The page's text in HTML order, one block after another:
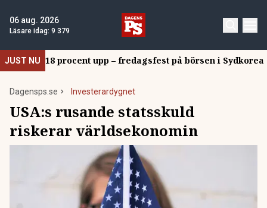
06 aug. 2026
Läsare idag: 9 379
JUST NU 18 procent upp – fredagsfest på börsen i Sydkorea
Dagensps.se Investerardygnet
USA:s rusande statsskuld
riskerar världsekonomin